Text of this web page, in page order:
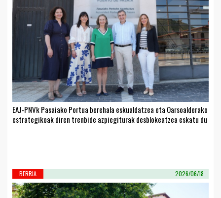
EAJ-PNVk Pasaiako Portua berehala eskualdatzea eta Oarsoalderako
estrategikoak diren trenbide azpiegiturak desblokeatzea eskatu du
BERRIA 2026/06/18